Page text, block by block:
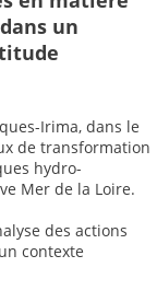
un
Irima, dans le
de transformation
hydro-
Mer de la Loire.
des actions
contexte